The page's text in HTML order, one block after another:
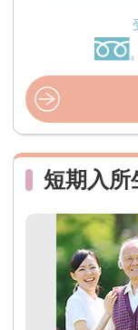
短期入所